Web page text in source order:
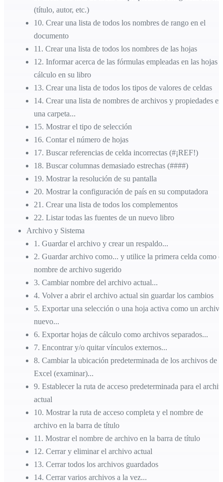
(título, autor, etc.)
10. Crear una lista de todos los nombres de rango en el
documento
11 . Crear una lista de todos los nombres de las hojas
12. Informar acerca de las fórmulas empleadas en las hojas
cálculo en su libro
13. Crear una lista de todos los tipos de valores de celdas
14. Crear una lista de nombres de archivos y propiedades en
una carpeta...
15. Mostrar el tipo de selección
16. Contar el número de hojas
17. Buscar referencias de celda incorrectas (#¡REF!)
18. Buscar columnas demasiado estrechas (####)
19. Mostrar la resolución de su pantalla
20. Mostrar la configuración de país en su computadora
21 . Crear una lista de todos los complementos
22. Listar todas las fuentes de un nuevo libro
Archivo y Sistema
1 . Guardar el archivo y crear un respaldo...
2. Guardar archivo como... y utilice la primera celda como
nombre de archivo sugerido
3. Cambiar nombre del archivo actual...
4. Volver a abrir el archivo actual sin guardar los cambios
5. Exportar una selección o una hoja activa como un archivo
nuevo...
6. Exportar hojas de cálculo como archivos separados...
7. Encontrar y/o quitar vínculos externos...
8. Cambiar la ubicación predeterminada de los archivos de
Excel (examinar)...
9. Establecer la ruta de acceso predeterminada para el
actual
10. Mostrar la ruta de acceso completa y el nombre de
archivo en la barra de título
11 . Mostrar el nombre de archivo en la barra de título
12. Cerrar y eliminar el archivo actual
13. Cerrar todos los archivos guardados
14. Cerrar varios archivos a la vez...